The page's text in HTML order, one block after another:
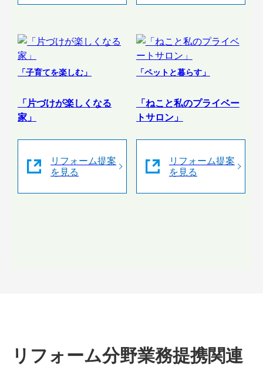
「子育てを楽しむ」
「片づけが楽しくなる
家」
リフォーム提案
を見る
「ペットと暮らす」
「ねこと私のプライベー
トサロン」
リフォーム提案
を見る
リフォーム分野業務提携関連